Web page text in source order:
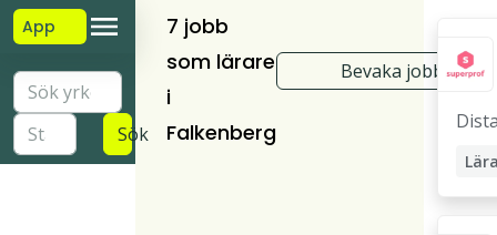
App
Sök
7 jobb
som lärare
i
Falkenberg
Bevaka jobb